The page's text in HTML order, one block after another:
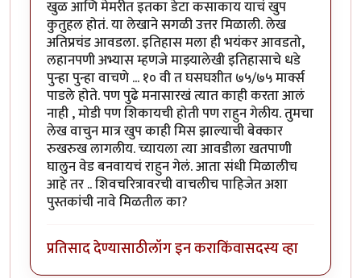
खुळ आणि मेमरीत इतका डेटा कसाकाय याचं खुप
कुतुहल होतं. या लेखाने सगळी उत्तर मिळाली. लेख
अतिप्रचंड आवडला. इतिहास मला ही भयंकर आवडतो,
लहानपणी अभ्यास म्हणजे माझ्यालेखी इतिहासाचे धडे
पुन्हा पुन्हा वाचणे ... १० वी त घसघशीत ७५/७५ मार्क्स
पाडले होते. पण पुढे मनासारखं त्यात काही करता आलं
नाही , मोडी पण शिकायची होती पण राहुन गेलीय. तुमचा
लेख वाचुन मात्र खुप काही मिस झाल्याची बेक्कार
रुखरुख लागलीय. च्यायला त्या आवडीला खतपाणी
घालुन वेड बनवायचं राहुन गेलं. आता संधी मिळालीच
आहे तर .. शिवचरित्रावरची वाचलीच पाहिजेत अशा
पुस्तकांची नावे मिळतील का?
प्रतिसाद देण्यासाठीलॉग इन कराकिंवासदस्य व्हा